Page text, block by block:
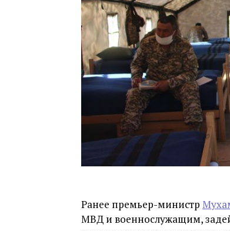
Ранее премьер-министр
МВД и военнослужащим,